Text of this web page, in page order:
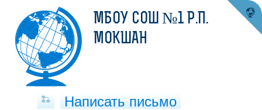
МБОУ СОШ №1 Р.П.
МОКШАН
Написать письмо